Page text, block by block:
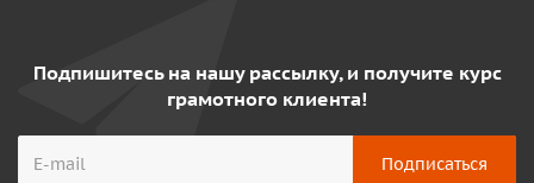
Подпишитесь на нашу рассылку, и получите курс
грамотного клиента!